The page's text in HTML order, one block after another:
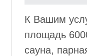
К Вашим
площадь
сауна,